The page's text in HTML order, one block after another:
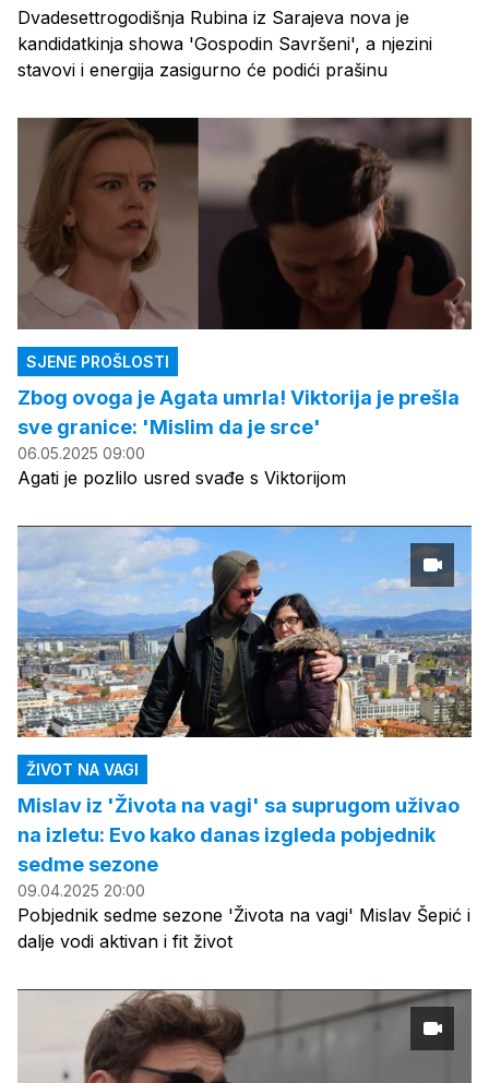
Dvadesettrogodišnja Rubina iz Sarajeva nova je
kandidatkinja showa 'Gospodin Savršeni', a njezini
stavovi i energija zasigurno će podići prašinu
SJENE PROŠLOSTI
Zbog ovoga je Agata umrla! Viktorija je prešla
sve granice: 'Mislim da je srce'
06.05.2025 09:00
Agati je pozlilo usred svađe s Viktorijom
ŽIVOT NA VAGI
Mislav iz 'Života na vagi' sa suprugom uživao
na izletu: Evo kako danas izgleda pobjednik
sedme sezone
09.04.2025 20:00
Pobjednik sedme sezone 'Života na vagi' Mislav Šepić i
dalje vodi aktivan i fit život